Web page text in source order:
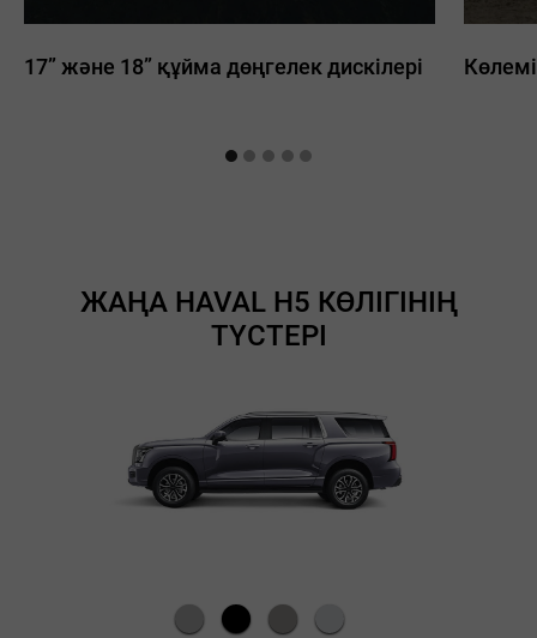
17” және 18” құйма дөңгелек дискілері
ЖАҢА HAVAL H5 КӨЛІГІНІҢ
ТҮСТЕРІ